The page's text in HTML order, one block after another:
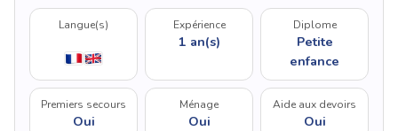
Langue(s) Expérience
1 an(s)
Diplome
Petite
enfance
Premiers secours
Oui
Ménage
Oui
Aide aux devoirs
Oui